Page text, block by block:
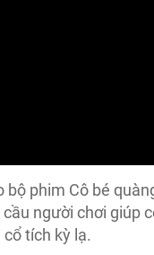
phim Cô bé
người chơi giúp
tích kỳ lạ.